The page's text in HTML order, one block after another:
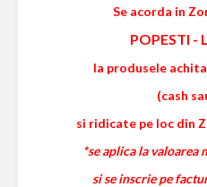
Se acorda in
POPESTI -
la produsele
(cash
si ridicate pe loc din
*se aplica la
si se inscrie pe